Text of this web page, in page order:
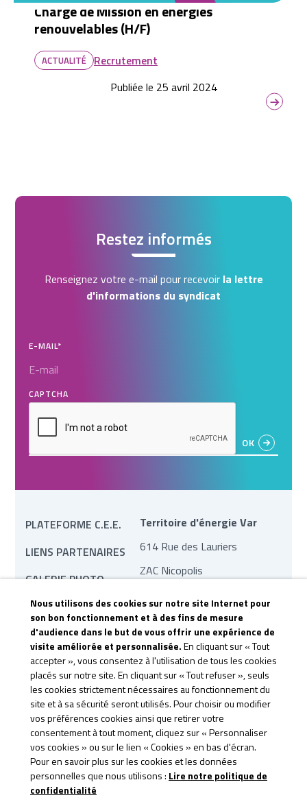
Chargé de Mission en énergies
renouvelables (H/F)
ACTUALITÉ Recrutement
Publiée le 25 avril 2024
Restez informés
Renseignez votre e-mail pour recevoir la lettre
d'informations du syndicat
E-MAIL*
CAPTCHA
PLATEFORME C.E.E.
LIENS PARTENAIRES
GALERIE PHOTO
MARCHÉS PUBLICS
REVUE DE PRESSE
CONTACTEZ-NOUS
CGU &
CONFIDENTIALITÉ
Territoire d'énergie Var
614 Rue des Lauriers
ZAC Nicopolis
contact@te83.fr
Nous utilisons des cookies sur notre site Internet pour
son bon fonctionnement et à des fins de mesure
d'audience dans le but de vous offrir une expérience de
visite améliorée et personnalisée.En cliquant sur « Tout
accepter », vous consentez à l'utilisation de tous les cookies
placés sur notre site. En cliquant sur « Tout refuser », seuls
les cookies strictement nécessaires au fonctionnement du
site et à sa sécurité seront utilisés. Pour choisir ou modifier
vos préférences cookies ainsi que retirer votre
consentement à tout moment, cliquez sur « Personnaliser
vos cookies » ou sur le lien « Cookies » en bas d'écran.
Pour en savoir plus sur les cookies et les données
personnelles que nous utilisons : Lire notre politique de
confidentialité